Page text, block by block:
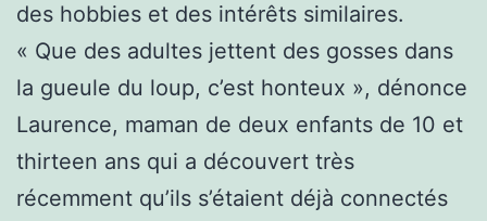
des hobbies et des intérêts similaires.
« Que des adultes jettent des gosses dans
la gueule du loup, c’est honteux », dénonce
Laurence, maman de deux enfants de 10 et
thirteen ans qui a découvert très
récemment qu’ils s’étaient déjà connectés